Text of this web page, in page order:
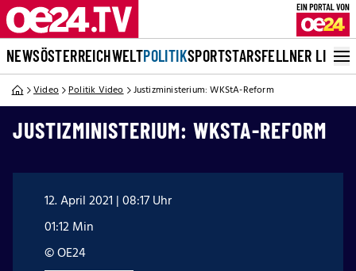
NEWSÖSTERREICHWELTPOLITIKSPORTSTARSFELLNER LIVE
Video Politik Video Justizministerium: WKStA-Reform
JUSTIZMINISTERIUM: WKSTA-REFORM
12. April 2021 | 08:17 Uhr
01:12 Min
© OE24